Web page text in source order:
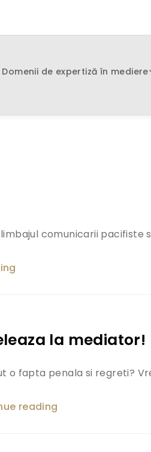
Domenii de expertiză în mediere
comunicarii pacifiste
la mediator!
o fapta penala si regreti?
reading